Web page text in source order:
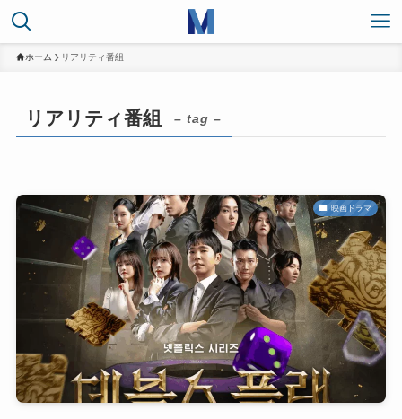
ホーム リアリティ番組
リアリティ番組 – tag –
映画ドラマ